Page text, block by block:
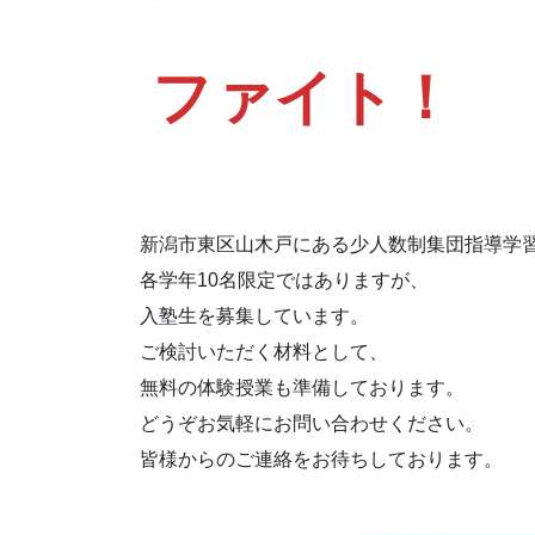
ファイト！
新潟市東区山木戸にある少人数制集団指導学
各学年10名限定ではありますが、
入塾生を募集しています。
ご検討いただく材料として、
無料の体験授業も準備しております。
どうぞお気軽にお問い合わせください。
皆様からのご連絡をお待ちしております。